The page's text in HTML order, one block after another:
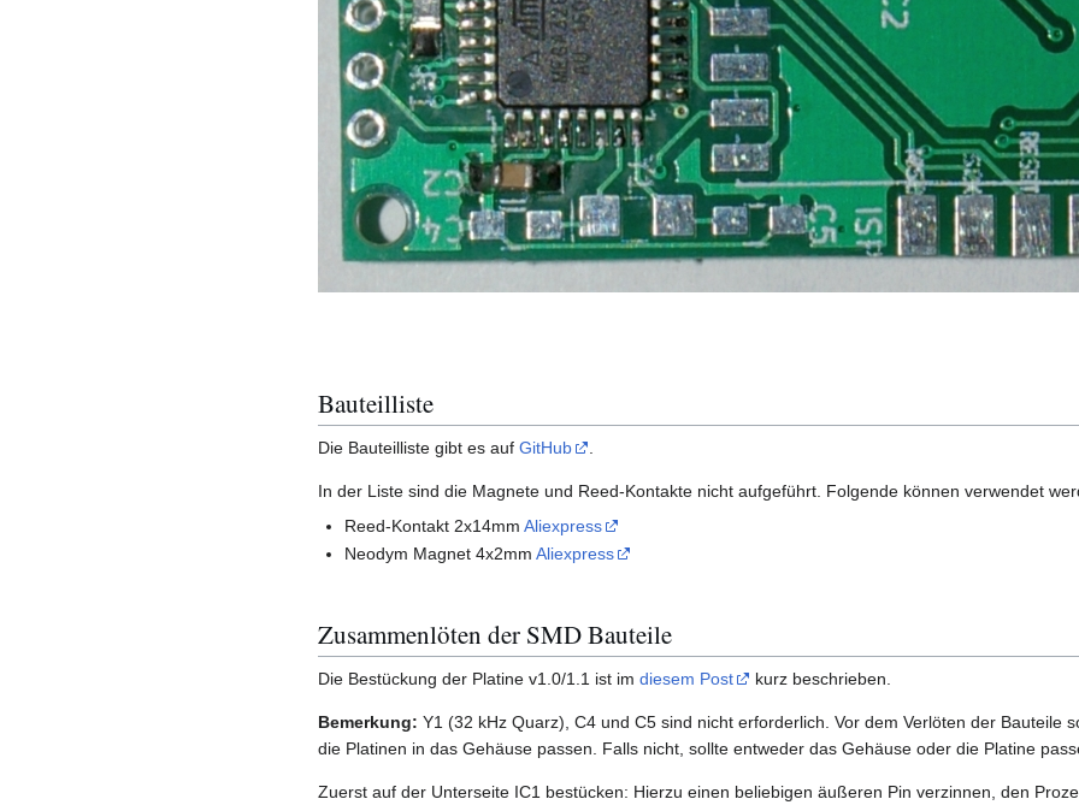
Bauteilliste
Die Bauteilliste gibt es auf GitHub
In der Liste sind die Magnete und Reed-Kontakte nicht aufgeführt. Folgende können verwendet
Reed-Kontakt 2x14mmAliexpress
Neodym Magnet 4x2mmAliexpress
Zusammenlöten der SMD Bauteile
Die Bestückung der Platine v1.0/1.1 ist im diesem Post kurz beschrieben.
Bemerkung: Y1 (32 kHz Quarz), C4 und C5 sind nicht erforderlich. Vor dem Verlöten der Bauteile
die Platinen in das Gehäuse passen. Falls nicht, sollte entweder das Gehäuse oder die Platine
Zuerst auf der Unterseite IC1 bestücken: Hierzu einen beliebigen äußeren Pin verzinnen, den